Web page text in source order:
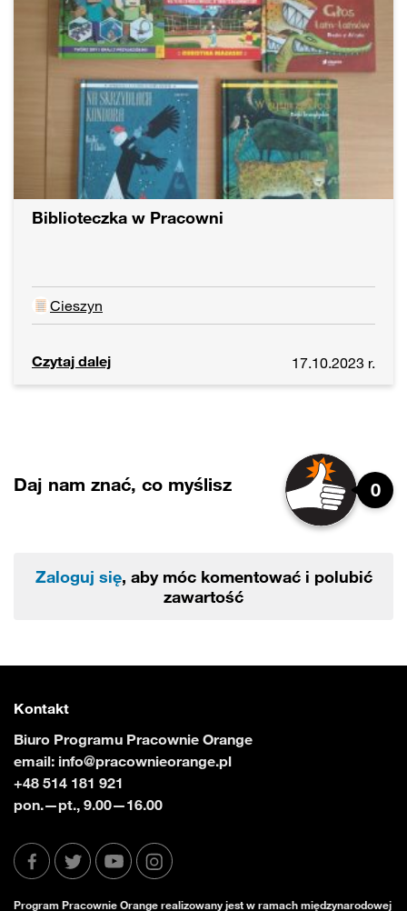
Biblioteczka w Pracowni
Cieszyn
Czytaj dalej 17.10.2023 r.
Daj nam znać, co myślisz 0
Zaloguj się, aby móc komentować i polubić
zawartość
Kontakt
Biuro Programu Pracownie Orange
email: info@pracownieorange.pl
+48 514 181 921
pon.—pt., 9.00—16.00
Program Pracownie Orange realizowany jest w ramach międzynarodowej